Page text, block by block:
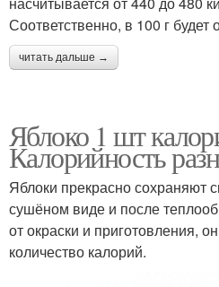
Соответственно, в 100 г будет
читать дальше →
Яблоко 1 шт
Калорийность
Яблоки прекрасно сохраняют
сушёном виде и после
от окраски и приготовления,
количество калорий.